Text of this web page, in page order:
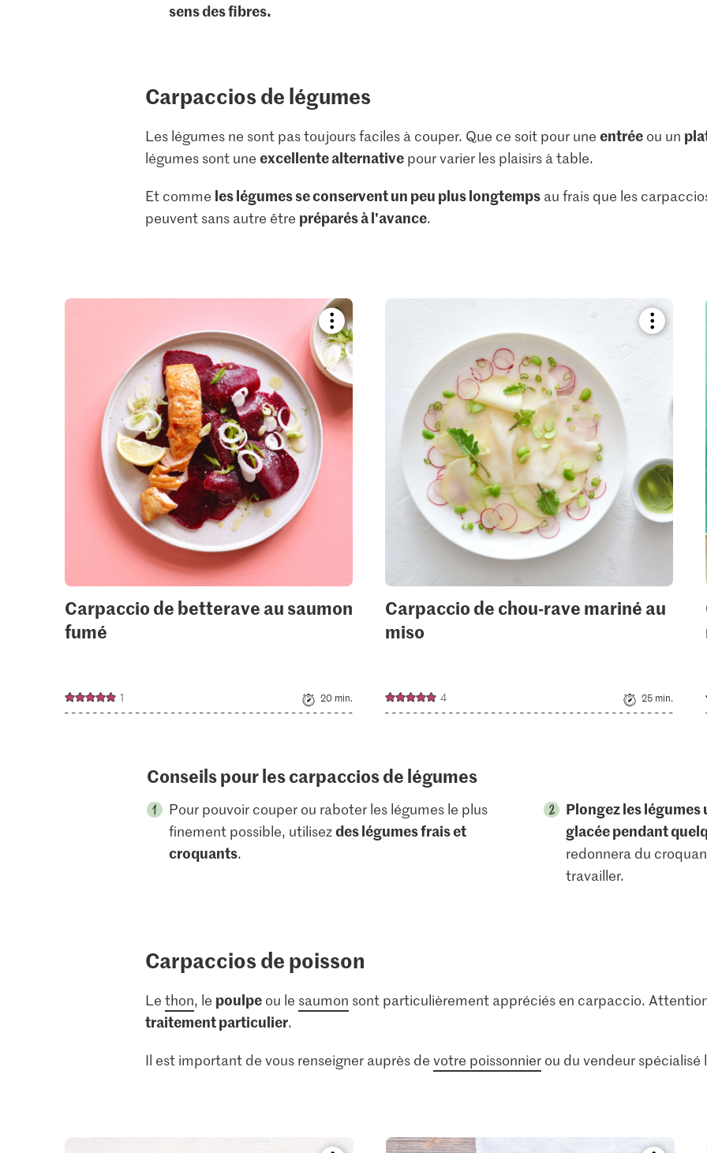
sens des fibres.
Carpaccios de légumes
Les légumes ne sont pas toujours faciles à couper. Que ce soit pour une entréeou un
légumes sont une excellente alternativepour varier les plaisirs à table.
Et comme les légumes se conservent un peu plus longtempsau frais que les
peuvent sans autre être préparés à l'avance.
Bookmark
recipe
or
add
it
to
collections.
Carpaccio de betterave au saumon
fumé
1 20 min.
Bookmark
recipe
Carpaccio de chou-rave mariné au
miso
4 25 min.
Conseils pour les carpaccios de légumes
Pour pouvoir couper ou raboter les légumes le plus
finement possible, utilisezdes légumes frais et
croquants.
Plongez les
glacée pendant
redonnera du
travailler.
Carpaccios de poisson
Le thon, le poulpeou le saumon sont particulièrement appréciés en carpaccio.
traitement particulier.
Il est important de vous renseigner auprès de votre poissonnierou du vendeur spécialisé